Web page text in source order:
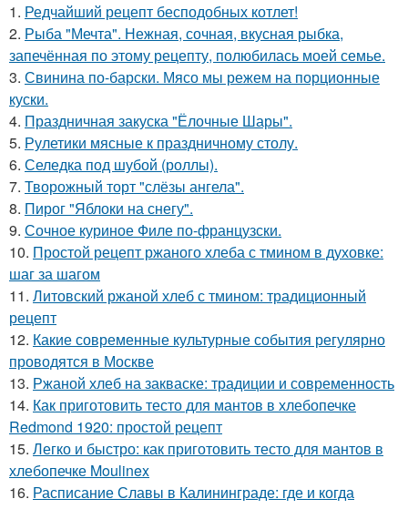
1. Редчайший рецепт бесподобных котлет!
2. Рыба "Мечта". Нежная, сочная, вкусная рыбка,
запечённая по этому рецепту, полюбилась моей семье.
3. Свинина по-барски. Мясо мы режем на порционные
куски.
4. Праздничная закуска "Ёлочные Шары".
5. Рулетики мясные к праздничному столу.
6. Селедка под шубой (роллы).
7. Творожный торт "слёзы ангела".
8. Пирог "Яблоки на снегу".
9. Сочное куриное Филе по-французски.
10. Простой рецепт ржаного хлеба с тмином в духовке:
шаг за шагом
11. Литовский ржаной хлеб с тмином: традиционный
рецепт
12. Какие современные культурные события регулярно
проводятся в Москве
13. Ржаной хлеб на закваске: традиции и современность
14. Как приготовить тесто для мантов в хлебопечке
Redmond 1920: простой рецепт
15. Легко и быстро: как приготовить тесто для мантов в
хлебопечке Moulinex
16. Расписание Славы в Калининграде: где и когда